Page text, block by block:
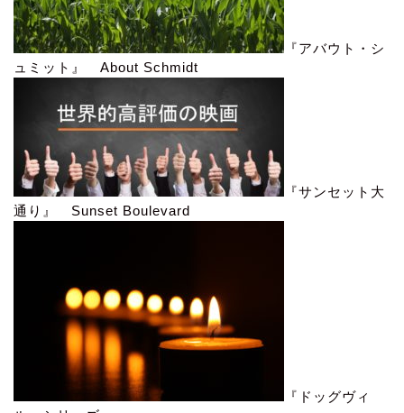
『アバウト・シ
ュミット』 About Schmidt
『サンセット大
通り』 Sunset Boulevard
『ドッグヴィ